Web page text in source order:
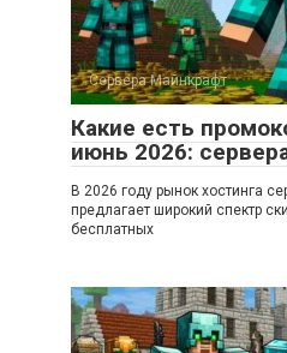
Сервера Майнкрафт
Какие есть
июнь 2026:
В 2026 году рынок хостинга
предлагает широкий спектр
бесплатных